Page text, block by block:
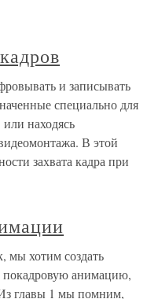
и записывать
специально для
находясь
В этой
захвата кадра при
мы хотим создать
покадровую анимацию,
главы 1 мы помним,